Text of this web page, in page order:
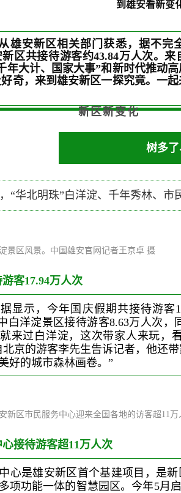
到雄安看新变
雄安新区相关部门获悉，据不完
区共接待游客约43.84万人次。来
年大计、国家大事”和新时代推动
好奇，来到雄安新区一探究竟。一
新区新变化
树多
“华北明珠”白洋淀、千年秀林、市
景区风景。中国雄安官网记者王京卓 摄
客17.94万人次
显示，今年国庆假期共接待游客
白洋淀景区接待游客8.63万人次
来过白洋淀，这次带家人来玩，
北京的游客李先生告诉记者，他还
好的城市森林画卷。”
新区市民服务中心迎来全国各地的访客超11
接待游客超11万人次
心是雄安新区首个基建项目，是
项功能一体的智慧园区。今年5月